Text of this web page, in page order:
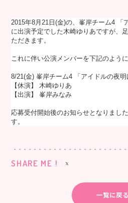
2015年8月21日(金)の、峯岸チーム4 「
に出演予定でした木崎ゆりあですが、
ただきます。
これに伴い公演メンバーを下記のよう
8/21(金) 峯岸チーム4 「アイドルの夜
【休演】 木崎ゆりあ
【出演】 峯岸みなみ
応募受付開始後のお知らせとなりまし
す。
SHARE ME !
一覧に戻る